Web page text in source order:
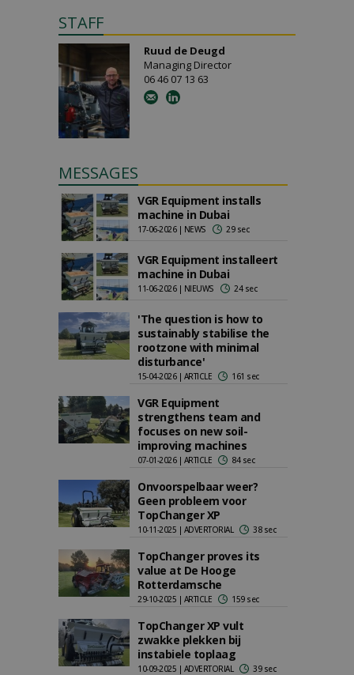
STAFF
Ruud de Deugd
Managing Director
06 46 07 13 63
MESSAGES
VGR Equipment installs
machine in Dubai
17-06-2026 | NEWS 29 sec
VGR Equipment installeert
machine in Dubai
11-06-2026 | NIEUWS 24 sec
'The question is how to
sustainably stabilise the
rootzone with minimal
disturbance'
15-04-2026 | ARTICLE 161 sec
VGR Equipment
strengthens team and
focuses on new soil-
improving machines
07-01-2026 | ARTICLE 84 sec
Onvoorspelbaar weer?
Geen probleem voor
TopChanger XP
10-11-2025 | ADVERTORIAL 38 sec
TopChanger proves its
value at De Hooge
Rotterdamsche
29-10-2025 | ARTICLE 159 sec
TopChanger XP vult
zwakke plekken bij
instabiele toplaag
10-09-2025 | ADVERTORIAL 39 sec